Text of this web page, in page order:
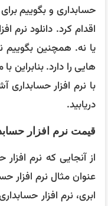
حسابداری و بگوییم برای
اقدام کرد. دانلود نرم
یا نه. همچنین بگوییم
هایی را دارد. بنابراین
با نرم افزار
دریابید.
قیمت نرم افزار
از آنجایی که نرم
عنوان مثال نرم افزار
ابری، نرم افزار